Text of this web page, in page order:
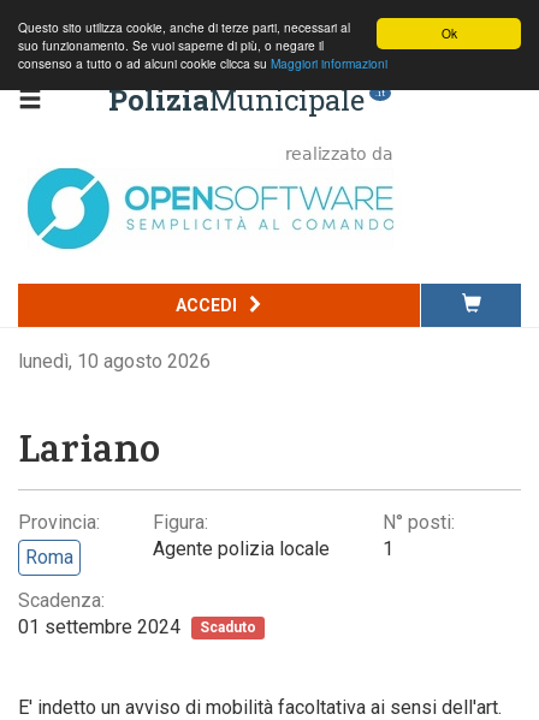
Ok
Questo sito utilizza cookie, anche di terze parti, necessari al
suo funzionamento. Se vuoi saperne di più, o negare il
consenso a tutto o ad alcuni cookie clicca su Maggiori informazioni
PoliziaMunicipale .it
ACCEDI
lunedì, 10 agosto 2026
Lariano
Provincia:
Roma
Figura:
Agente polizia locale
N° posti:
1
Scadenza:
01 settembre 2024
Scaduto
E' indetto un avviso di mobilità facoltativa ai sensi dell'art.